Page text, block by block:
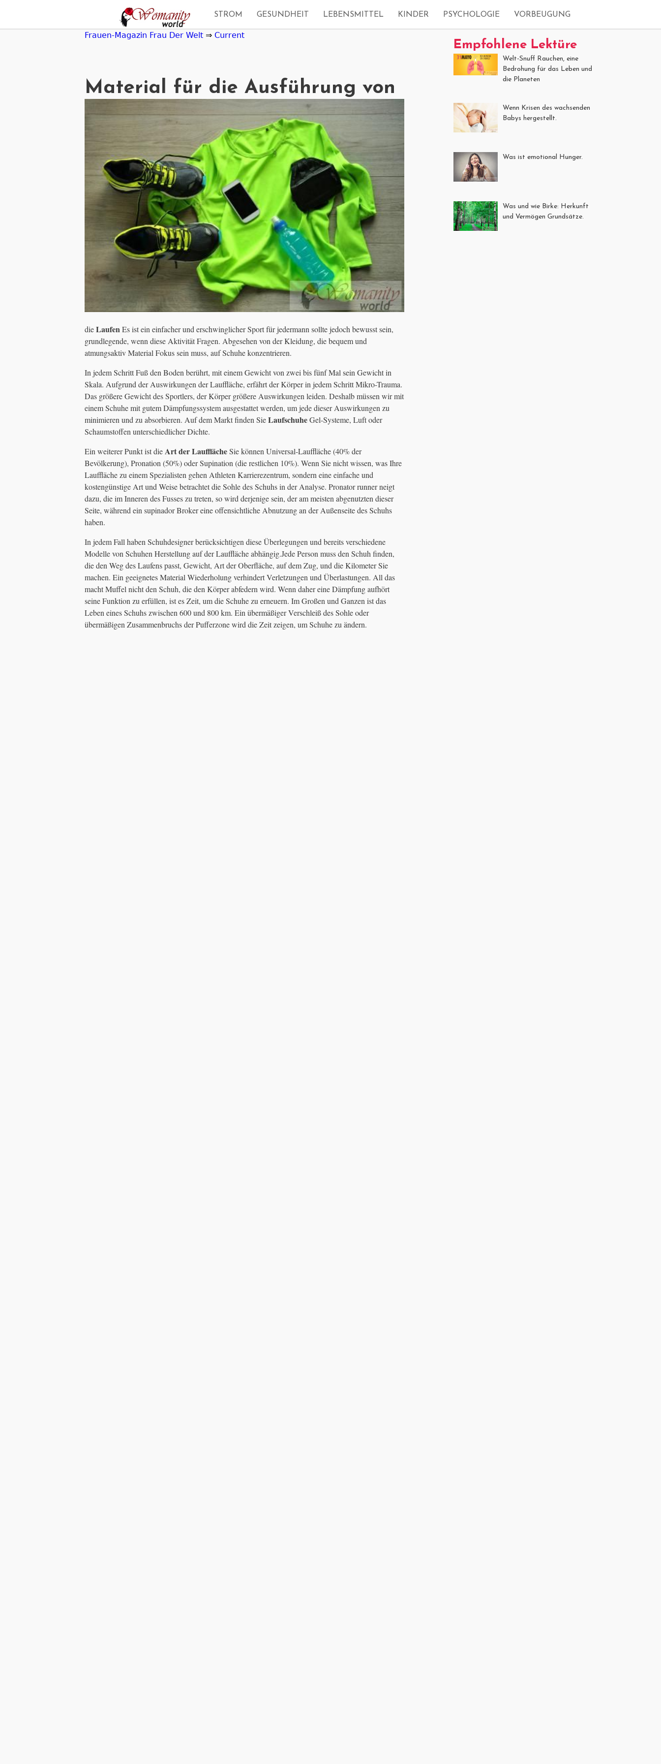
navigation
STROM GESUNDHEIT LEBENSMITTEL KINDER PSYCHOLOGIE VORBEUGUNG
Frauen-Magazin Frau Der Welt ⇒ Current
Material für die Ausführung von
dieLaufenEs ist ein einfacher und erschwinglicher Sport für jedermann sollte jedoch bewusst sein,
grundlegende, wenn diese Aktivität Fragen. Abgesehen von der Kleidung, die bequem und
atmungsaktiv Material Fokus sein muss, auf Schuhe konzentrieren.
In jedem Schritt Fuß den Boden berührt, mit einem Gewicht von zwei bis fünf Mal sein Gewicht in
Skala. Aufgrund der Auswirkungen der Lauffläche, erfährt der Körper in jedem Schritt Mikro-Trauma.
Das größere Gewicht des Sportlers, der Körper größere Auswirkungen leiden. Deshalb müssen wir mit
einem Schuhe mit gutem Dämpfungssystem ausgestattet werden, um jede dieser Auswirkungen zu
minimieren und zu absorbieren. Auf dem Markt finden SieLaufschuheGel-Systeme, Luft oder
Schaumstoffen unterschiedlicher Dichte.
Ein weiterer Punkt ist dieArt der LaufflächeSie können Universal-Lauffläche (40% der
Bevölkerung), Pronation (50%) oder Supination (die restlichen 10%). Wenn Sie nicht wissen, was Ihre
Lauffläche zu einem Spezialisten gehen Athleten Karrierezentrum, sondern eine einfache und
kostengünstige Art und Weise betrachtet die Sohle des Schuhs in der Analyse. Pronator runner neigt
dazu, die im Inneren des Fusses zu treten, so wird derjenige sein, der am meisten abgenutzten dieser
Seite, während ein supinador Broker eine offensichtliche Abnutzung an der Außenseite des Schuhs
haben.
In jedem Fall haben Schuhdesigner berücksichtigen diese Überlegungen und bereits verschiedene
Modelle von Schuhen Herstellung auf der Lauffläche abhängig.Jede Person muss den Schuh finden,
die den Weg des Laufens passt, Gewicht, Art der Oberfläche, auf dem Zug, und die Kilometer Sie
machen. Ein geeignetes Material Wiederholung verhindert Verletzungen und Überlastungen. All das
macht Muffel nicht den Schuh, die den Körper abfedern wird. Wenn daher eine Dämpfung aufhört
seine Funktion zu erfüllen, ist es Zeit, um die Schuhe zu erneuern. Im Großen und Ganzen ist das
Leben eines Schuhs zwischen 600 und 800 km. Ein übermäßiger Verschleiß des Sohle oder
übermäßigen Zusammenbruchs der Pufferzone wird die Zeit zeigen, um Schuhe zu ändern.
Empfohlene Lektüre
Welt-Snuff Rauchen, eine
Bedrohung für das Leben und
die Planeten
Wenn Krisen des wachsenden
Babys hergestellt.
Was ist emotional Hunger.
Was und wie Birke: Herkunft
und Vermögen Grundsätze.